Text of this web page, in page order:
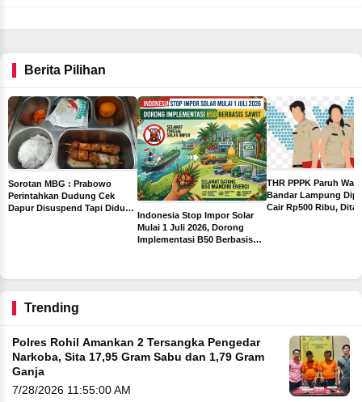
Berita Pilihan
Sorotan MBG : Prabowo
Perintahkan Dudung Cek
Dapur Disuspend Tapi Diduga
Indonesia Stop Impor Solar
Mulai 1 Juli 2026, Dorong
Implementasi B50 Berbasis
THR PPPK Paruh
Bandar Lampung
Cair Rp500 Ribu,
Trending
Polres Rohil Amankan 2 Tersangka Pengedar
Narkoba, Sita 17,95 Gram Sabu dan 1,79 Gram
Ganja
7/28/2026 11:55:00 AM